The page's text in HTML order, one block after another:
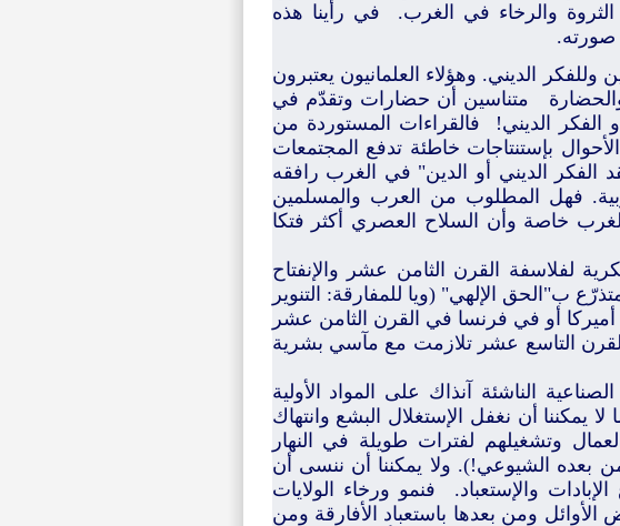
الثروة والرخاء في الغرب. في رأينا هذه
صورته.
الديني. وهؤلاء العلمانيون يعتبرون
متناسين أن حضارات وتقدّم في
الفكر الديني! فالقراءات المستوردة من
بإستنتاجات خاطئة تدفع المجتمعات
الفكر الديني أو الدين" في الغرب رافقه
فهل المطلوب من العرب والمسلمين
خاصة وأن السلاح العصري أكثر فتكا
لفلاسفة القرن الثامن عشر والإنفتاح
ب"الحق الإلهي" (ويا للمفارقة: التنوير
أو في فرنسا في القرن الثامن عشر
القرن التاسع عشر تلازمت مع مآسي بشرية
الناشئة آنذاك على المواد الأولية
يمكننا أن نغفل الإستغلال البشع وانتهاك
وتشغيلهم لفترات طويلة في النهار
بعده الشيوعي!). ولا يمكننا أن ننسى أن
والإستعباد. فنمو ورخاء الولايات
ومن بعدها باستعباد الأفارقة ومن